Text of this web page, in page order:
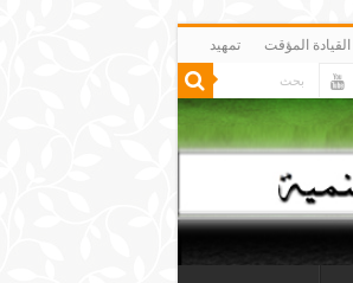
المؤقت تمهيد